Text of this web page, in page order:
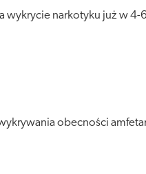
narkotyku już w
obecności